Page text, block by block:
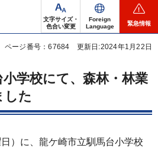
文字サイズ・
色合い変更
Foreign
Language
緊急情報
ページ番号：67684 更新日:2024年1月22日
学校にて、森林・林業
した
）に、龍ケ崎市立馴馬台小学校